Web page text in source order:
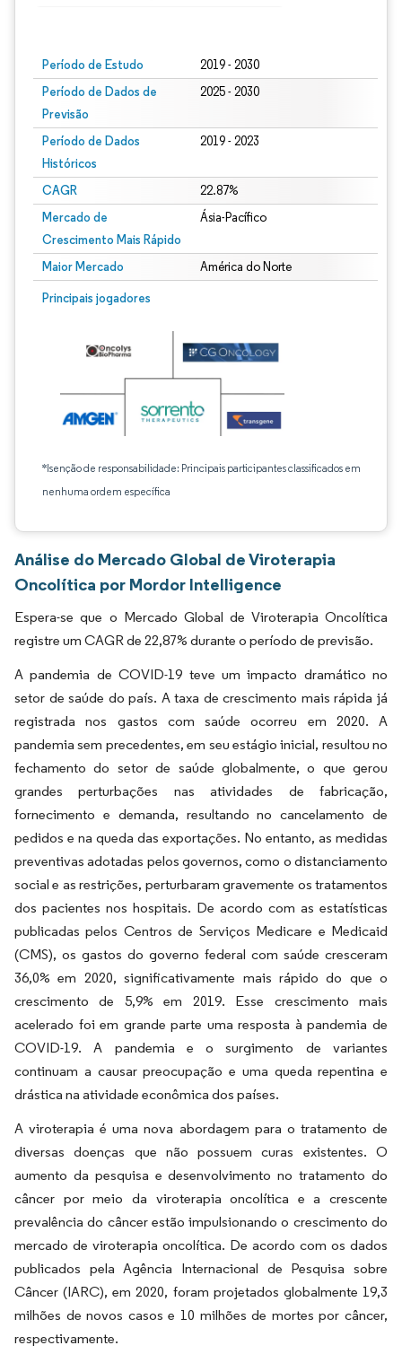
Período de Estudo 2019 - 2030
Período de Dados de
Previsão
2025 - 2030
Período de Dados
Históricos
2019 - 2023
CAGR 22.87%
Mercado de
Crescimento Mais Rápido
Ásia-Pacífico
Maior Mercado América do Norte
Principais jogadores
*Isenção de responsabilidade: Principais participantes classificados em
nenhuma ordem específica
Análise do Mercado Global de Viroterapia
Oncolítica por Mordor Intelligence
Espera-se que o Mercado Global de Viroterapia Oncolítica
registre um CAGR de 22,87% durante o período de previsão.
A pandemia de COVID-19 teve um impacto dramático no
setor de saúde do país. A taxa de crescimento mais rápida já
registrada nos gastos com saúde ocorreu em 2020. A
pandemia sem precedentes, em seu estágio inicial, resultou no
fechamento do setor de saúde globalmente, o que gerou
grandes perturbações nas atividades de fabricação,
fornecimento e demanda, resultando no cancelamento de
pedidos e na queda das exportações. No entanto, as medidas
preventivas adotadas pelos governos, como o distanciamento
social e as restrições, perturbaram gravemente os tratamentos
dos pacientes nos hospitais. De acordo com as estatísticas
publicadas pelos Centros de Serviços Medicare e Medicaid
(CMS), os gastos do governo federal com saúde cresceram
36,0% em 2020, significativamente mais rápido do que o
crescimento de 5,9% em 2019. Esse crescimento mais
acelerado foi em grande parte uma resposta à pandemia de
COVID-19. A pandemia e o surgimento de variantes
continuam a causar preocupação e uma queda repentina e
drástica na atividade econômica dos países.
A viroterapia é uma nova abordagem para o tratamento de
diversas doenças que não possuem curas existentes. O
aumento da pesquisa e desenvolvimento no tratamento do
câncer por meio da viroterapia oncolítica e a crescente
prevalência do câncer estão impulsionando o crescimento do
mercado de viroterapia oncolítica. De acordo com os dados
publicados pela Agência Internacional de Pesquisa sobre
Câncer (IARC), em 2020, foram projetados globalmente 19,3
milhões de novos casos e 10 milhões de mortes por câncer,
respectivamente.